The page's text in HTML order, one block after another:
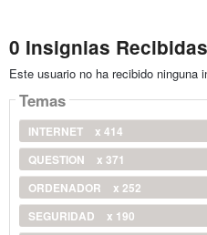
0 Insignias Recibidas
Este usuario no ha recibido ninguna
Temas
INTERNET
x 414
QUESTION
x 371
ORDENADOR
x 252
SEGURIDAD
x 190